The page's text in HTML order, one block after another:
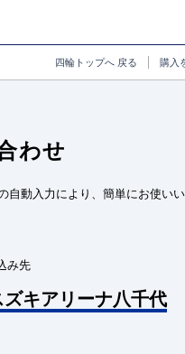
四輪トップへ 戻る 購入
わせ
動入力により、簡単にお使いい
み先
キアリーナ八千代